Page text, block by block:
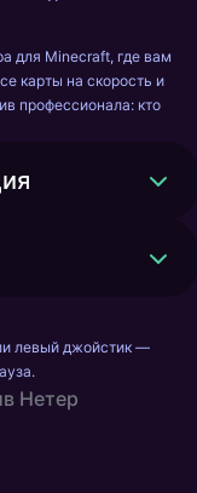
для Minecraft, где вам
карты на скорость и
профессионала: кто
левый джойстик —
Нетер